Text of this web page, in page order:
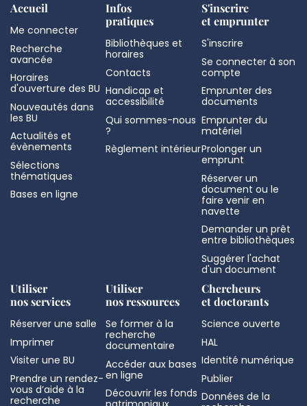
Accueil
Me connecter
Recherche
avancée
Horaires
d'ouverture des BU
Nouveautés dans
les BU
Actualités et
évènements
Sélections
thématiques
Bases en ligne
Infos
pratiques
Bibliothèques et
horaires
Contacts
Handicap et
accessibilité
Qui sommes-nous
?
Règlement intérieur
S'inscrire
et emprunter
S'inscrire
Se connecter à son
compte
Emprunter des
documents
Emprunter du
matériel
Prolonger un
emprunt
Réserver un
document ou le
faire venir en
navette
Demander un prêt
entre bibliothèques
Suggérer l'achat
d'un document
Utiliser
nos services
Réserver une salle
Imprimer
Visiter une BU
Prendre un rendez-
vous d’aide à la
recherche
Utiliser
nos ressources
Se former à la
recherche
documentaire
Accéder aux bases
en ligne
Découvrir les fonds
Chercheurs
et doctorants
Science ouverte
HAL
Identité numérique
Publier
Données de la